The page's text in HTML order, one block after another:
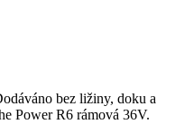
bez ližiny, doku a
Power R6 rámová 36V.